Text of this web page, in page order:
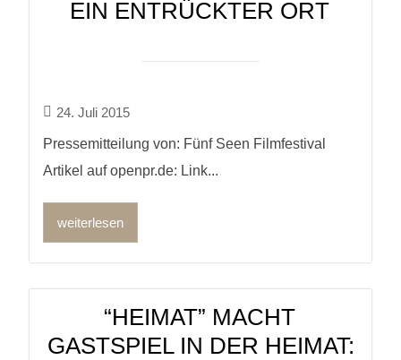
EIN ENTRÜCKTER ORT
24. Juli 2015
Pressemitteilung von: Fünf Seen Filmfestival
Artikel auf openpr.de: Link...
weiterlesen
“HEIMAT” MACHT
GASTSPIEL IN DER HEIMAT: